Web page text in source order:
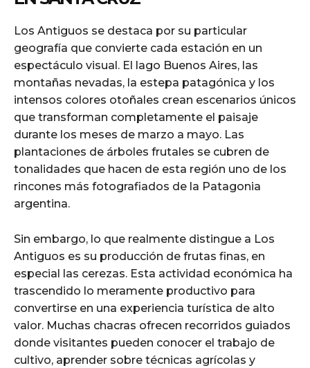
Los Antiguos se destaca por su particular
geografía que convierte cada estación en un
espectáculo visual. El lago Buenos Aires, las
montañas nevadas, la estepa patagónica y los
intensos colores otoñales crean escenarios únicos
que transforman completamente el paisaje
durante los meses de marzo a mayo. Las
plantaciones de árboles frutales se cubren de
tonalidades que hacen de esta región uno de los
rincones más fotografiados de la Patagonia
argentina.
Sin embargo, lo que realmente distingue a Los
Antiguos es su producción de frutas finas, en
especial las cerezas. Esta actividad económica ha
trascendido lo meramente productivo para
convertirse en una experiencia turística de alto
valor. Muchas chacras ofrecen recorridos guiados
donde visitantes pueden conocer el trabajo de
cultivo, aprender sobre técnicas agrícolas y